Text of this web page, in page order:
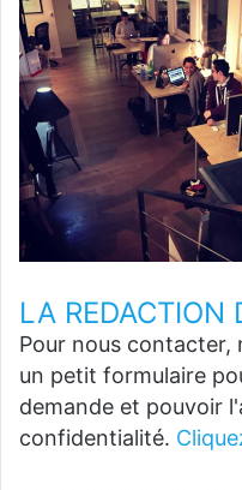
LA REDACTION
Pour nous contacter,
un petit formulaire
demande et pouvoir
confidentialité.